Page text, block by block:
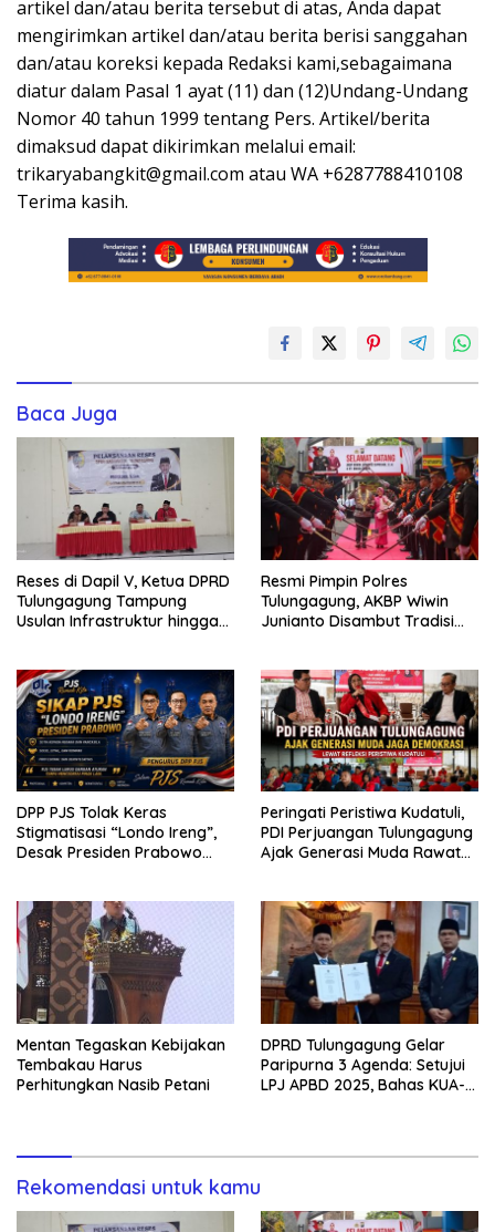
artikel dan/atau berita tersebut di atas, Anda dapat
mengirimkan artikel dan/atau berita berisi sanggahan
dan/atau koreksi kepada Redaksi kami,sebagaimana
diatur dalam Pasal 1 ayat (11) dan (12)Undang-Undang
Nomor 40 tahun 1999 tentang Pers. Artikel/berita
dimaksud dapat dikirimkan melalui email:
trikaryabangkit@gmail.com atau WA +6287788410108
Terima kasih.
Baca Juga
Reses di Dapil V, Ketua DPRD
Tulungagung Tampung
Usulan Infrastruktur hingga
Resmi Pimpin Polres
Tulungagung, AKBP Wiwin
Junianto Disambut Tradisi
DPP PJS Tolak Keras
Stigmatisasi “Londo Ireng”,
Desak Presiden Prabowo
Peringati Peristiwa Kudatuli,
PDI Perjuangan Tulungagung
Ajak Generasi Muda Rawat
Mentan Tegaskan Kebijakan
Tembakau Harus
Perhitungkan Nasib Petani
DPRD Tulungagung Gelar
Paripurna 3 Agenda: Setujui
LPJ APBD 2025, Bahas KUA-
Rekomendasi untuk kamu